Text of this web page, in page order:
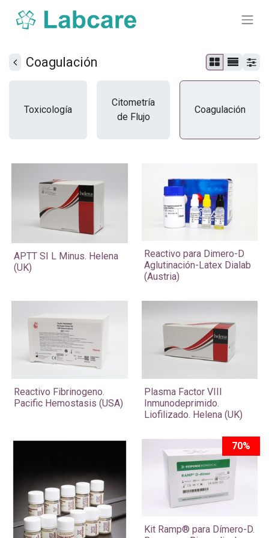
Coagulación
Toxicología
Citometría
de Flujo
Coagulación
APTT SI L Minus. Helena
(UK)
​Reactivo para Dimero-D
Aglutinación-Latex Dialab
(Austria)
Reactivo Fibrinogeno.
Pacific Hemostasis (USA)
Plasma Factor VIII
Inmunodeprimido.
Liofilizado. Helena (UK)
Kit Ramp® para Dímero-D.
70%